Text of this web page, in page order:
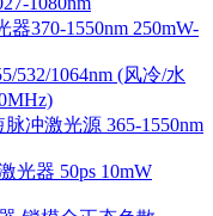
370-1550nm 250mW-
532/1064nm (风冷/水
冲激光源 365-1550nm
光器 50ps 10mW